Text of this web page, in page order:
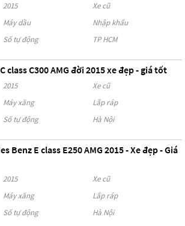
2015
Xe cũ
Máy dầu
Nhập khẩu
Số tự động
TP HCM
class C300 AMG đời 2015 xe đẹp - giá tốt
2015
Xe cũ
Máy xăng
Lắp ráp
Số tự động
Hà Nội
Benz E class E250 AMG 2015 - Xe đẹp - Giá
2015
Xe cũ
Máy xăng
Lắp ráp
Số tự động
Hà Nội